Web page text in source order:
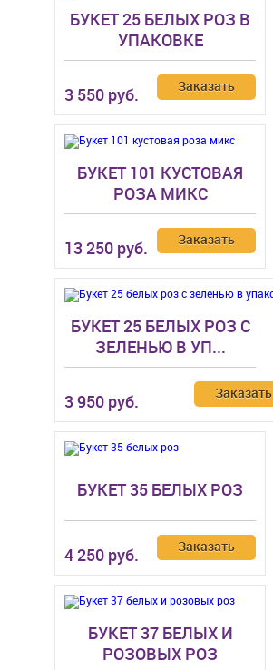
БУКЕТ 25 БЕЛЫХ РОЗ В
УПАКОВКЕ
3 550 руб. Заказать
БУКЕТ 101 КУСТОВАЯ
РОЗА МИКС
13 250 руб. Заказать
БУКЕТ 25 БЕЛЫХ РОЗ С
ЗЕЛЕНЬЮ В УП...
3 950 руб. Заказать
БУКЕТ 35 БЕЛЫХ РОЗ
4 250 руб. Заказать
БУКЕТ 37 БЕЛЫХ И
РОЗОВЫХ РОЗ